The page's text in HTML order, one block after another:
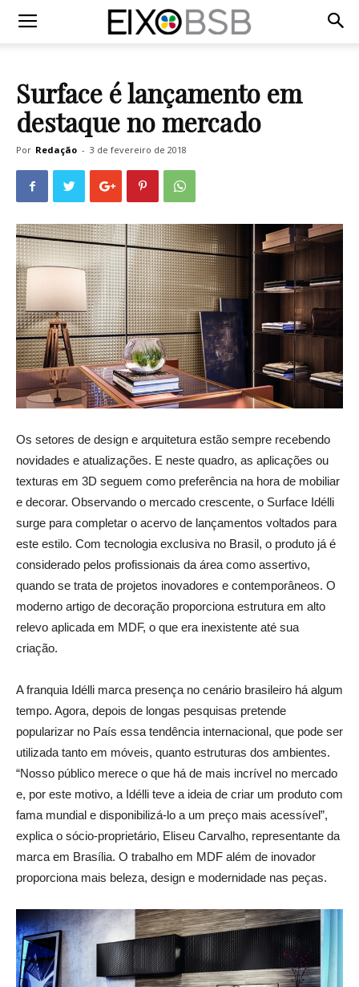
Surface é lançamento em
destaque no mercado
Por Redação - 3 de fevereiro de 2018
Os setores de design e arquitetura estão sempre recebendo
novidades e atualizações. E neste quadro, as aplicações ou
texturas em 3D seguem como preferência na hora de mobiliar
e decorar. Observando o mercado crescente, o Surface Idélli
surge para completar o acervo de lançamentos voltados para
este estilo. Com tecnologia exclusiva no Brasil, o produto já é
considerado pelos profissionais da área como assertivo,
quando se trata de projetos inovadores e contemporâneos. O
moderno artigo de decoração proporciona estrutura em alto
relevo aplicada em MDF, o que era inexistente até sua
criação.
A franquia Idélli marca presença no cenário brasileiro há algum
tempo. Agora, depois de longas pesquisas pretende
popularizar no País essa tendência internacional, que pode ser
utilizada tanto em móveis, quanto estruturas dos ambientes.
“Nosso público merece o que há de mais incrível no mercado
e, por este motivo, a Idélli teve a ideia de criar um produto com
fama mundial e disponibilizá-lo a um preço mais acessível”,
explica o sócio-proprietário, Eliseu Carvalho, representante da
marca em Brasília. O trabalho em MDF além de inovador
proporciona mais beleza, design e modernidade nas peças.